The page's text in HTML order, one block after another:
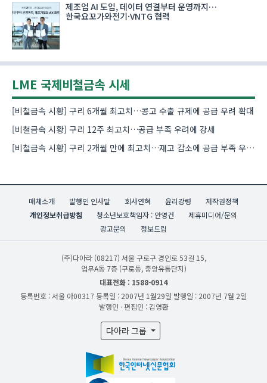
제조업 AI 도입, 데이터 연결부터 운영까지…
한국요꼬가와전기·VNTG 협력
LME 국제비철금속 시세
[비철금속 시황] 구리 6개월 최고치…콩고 수출 규제에 공급 우려 확대
[비철금속 시황] 구리 12주 최고치…공급 부족 우려에 강세
[비철금속 시황] 구리 2개월 만에 최고치…재고 감소에 공급 부족 우려 확대
매체소개 발행인 인사말 회사연혁 윤리강령
저작권정책
개인정보취급방침
청소년보호책임자 : 안영건
제휴미디어/문의
광고문의
정보드림
(주)다아라 (08217) 서울 구로구 경인로 53길 15,
업무A동 7층 (구로동, 중앙유통단지)
대표전화 : 1588-0914
등록번호 : 서울 아00317 등록일 : 2007년 1월29일 발행일 : 2007년 7월 2일
발행인 · 편집인 : 김영환
다아라 그룹